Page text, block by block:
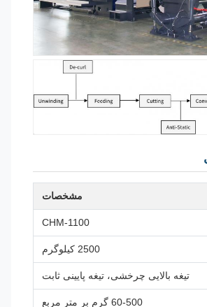
مشخصات
CHM-1100
تیغه بالایی چرخشی، تیغه پایینی ثابت
60-500 گرم بر متر مربع